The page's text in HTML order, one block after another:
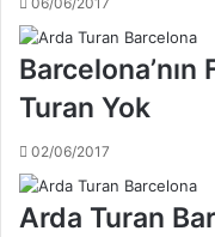
ı
l
d
ı
ı
m
h
a
v
'
A
v
r
u
p
a
Turan Yok
02/06/2017
Arda Turan